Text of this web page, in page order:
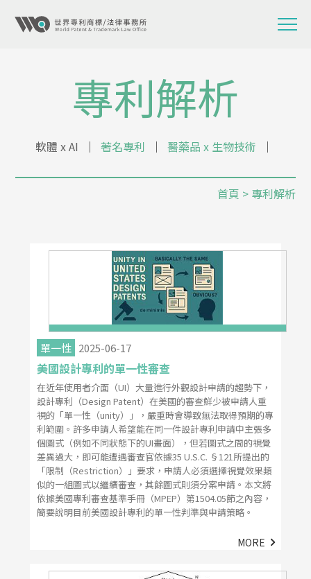
專利解析
軟體 x AI │ 著名專利 │ 醫藥品 x 生物技術 │
首頁 > 專利解析
單一性 2025-06-17
美國設計專利的單一性審查
在近年使用者介面（UI）大量進行外觀設計申請的趨勢下，
設計專利（Design Patent）在美國的審查鮮少被申請人重
視的「單一性（unity）」，嚴重時會導致無法取得預期的專
利範圍。許多申請人希望能在同一件設計專利申請中主張多
個圖式（例如不同狀態下的UI畫面），但若圖式之間的視覺
差異過大，即可能遭遇審查官依據35 U.S.C. §121所提出的
「限制（Restriction）」要求，申請人必須選擇視覺效果類
似的一組圖式以繼續審查，其餘圖式則須分案申請。本文將
依據美國專利審查基準手冊（MPEP）第1504.05節之內容，
簡要說明目前美國設計專利的單一性判準與申請策略。
MORE